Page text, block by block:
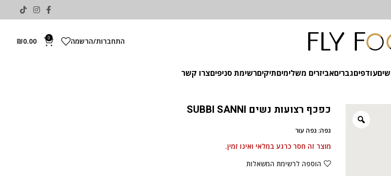
התחברות/הרשמה 0
₪0.00
עודפיםגבריםאביזרים משלימיםתיקיםרשימת סניפיםצרו קשר
כפכף רצועות נשים SUBBI SANNI
גפה: גפה עור
מוצר זה חסר כרגע במלאי ואינו זמין.
הוספה לרשימת המשאלות